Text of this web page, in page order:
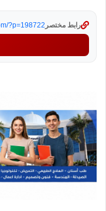
رابط مختصر ?p=198722